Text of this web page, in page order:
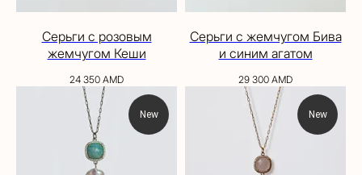
Серьги с розовым
жемчугом Кеши
24 350 AMD
Серьги с жемчугом Бива
и синим агатом
29 300 AMD
New New